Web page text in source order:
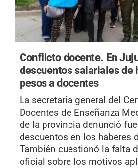
Conflicto docente. En
descuentos salariales de
pesos a docentes
La secretaria general del
Docentes de Enseñanza
de la provincia denunció
descuentos en los haberes
También cuestionó la falta
oficial sobre los motivos